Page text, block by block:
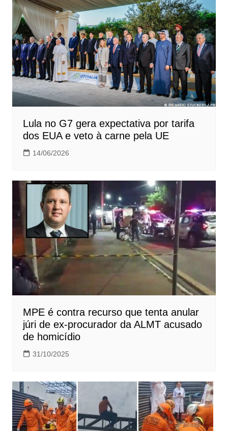
Lula no G7 gera expectativa por tarifa
dos EUA e veto à carne pela UE
14/06/2026
MPE é contra recurso que tenta anular
júri de ex-procurador da ALMT acusado
de homicídio
31/10/2025